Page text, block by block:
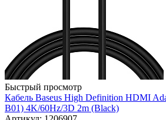
Быстрый просмотр
Кабель Baseus High Definition HDMI
B01) 4K/60Hz/3D 2m (Black)